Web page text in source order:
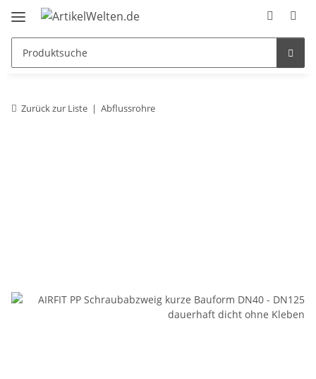
Zurück zur Liste Abflussrohre